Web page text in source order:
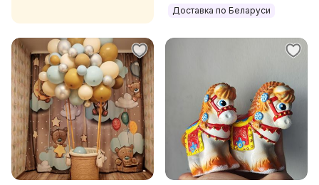
Доставка по Беларуси